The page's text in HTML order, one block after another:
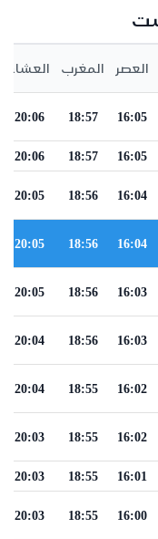
العصر المغرب العشاء
16:05
18:57
20:06
16:05
18:57
20:06
16:04
18:56
20:05
16:04
18:56
20:05
16:03
18:56
20:05
16:03
18:56
20:04
16:02
18:55
20:04
16:02
18:55
20:03
16:01
18:55
20:03
16:00
18:55
20:03